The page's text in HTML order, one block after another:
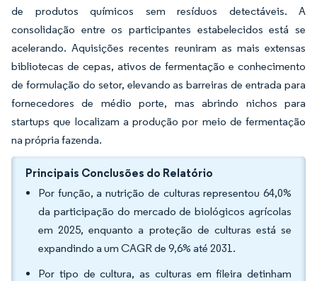
de produtos químicos sem resíduos detectáveis. A
consolidação entre os participantes estabelecidos está se
acelerando. Aquisições recentes reuniram as mais extensas
bibliotecas de cepas, ativos de fermentação e conhecimento
de formulação do setor, elevando as barreiras de entrada para
fornecedores de médio porte, mas abrindo nichos para
startups que localizam a produção por meio de fermentação
na própria fazenda.
Principais Conclusões do Relatório
Por função, a nutrição de culturas representou 64,0%
da participação do mercado de biológicos agrícolas
em 2025, enquanto a proteção de culturas está se
expandindo a um CAGR de 9,6% até 2031.
Por tipo de cultura, as culturas em fileira detinham